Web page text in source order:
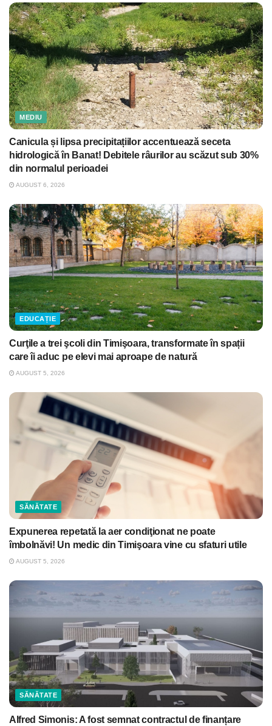
MEDIU
Canicula și lipsa precipitațiilor accentuează seceta
hidrologică în Banat! Debitele râurilor au scăzut sub 30%
din normalul perioadei
AUGUST 6, 2026
EDUCAȚIE
Curţile a trei şcoli din Timişoara, transformate în spații
care îi aduc pe elevi mai aproape de natură
AUGUST 5, 2026
SĂNĂTATE
Expunerea repetată la aer condiţionat ne poate
îmbolnăvi! Un medic din Timişoara vine cu sfaturi utile
AUGUST 5, 2026
SĂNĂTATE
Alfred Simonis: A fost semnat contractul de finanțare